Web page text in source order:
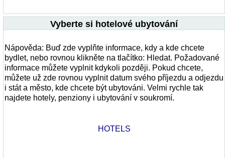
Vyberte si hotelové ubytování
Nápověda: Buď zde vyplňte informace, kdy a kde chcete
bydlet, nebo rovnou klikněte na tlačítko: Hledat. Požadované
informace můžete vyplnit kdykoli později. Pokud chcete,
můžete už zde rovnou vyplnit datum svého příjezdu a odjezdu
i stát a město, kde chcete být ubytováni. Velmi rychle tak
najdete hotely, penziony i ubytování v soukromí.
HOTELS